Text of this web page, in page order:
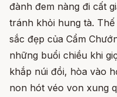
đành đem nàng đi cất
tránh khỏi hung tà.
sắc đẹp của Cẩm
những buổi chiều khi
khắp núi đồi, hòa vào
non hót véo von xung